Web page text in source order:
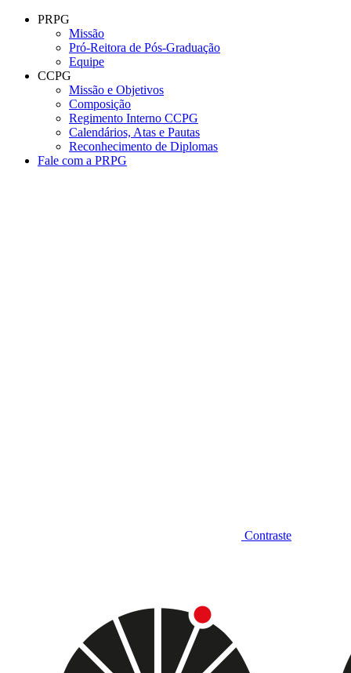
Conteúdo principal
PRPG
Missão
Pró-Reitora de Pós-Graduação
Equipe
CCPG
Missão e Objetivos
Composição
Regimento Interno CCPG
Calendários, Atas e Pautas
Reconhecimento de Diplomas
Fale com a PRPG
Contraste